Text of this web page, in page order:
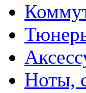
Ноты,